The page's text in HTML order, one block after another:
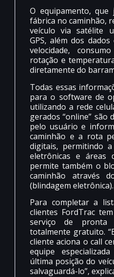
O equipamento, que
fábrica no caminhão,
veículo via satélite
GPS, além dos
velocidade,
rotação e
diretamente do
Todas essas
para o software de
utilizando a rede
gerados “online” são
pelo usuário e
caminhão e a rota
digitais, permitindo
eletrônicas e áreas
permite também o
caminhão através
(blindagem eletrônica).
Para completar a
clientes FordTrac
serviço de pronta
totalmente gratuito.
cliente aciona o call
equipe
última posição do
salvaguardá-lo”,